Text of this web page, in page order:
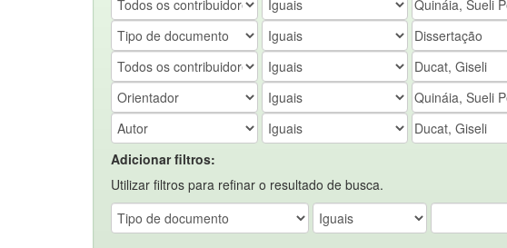
Adicionar filtros:
Utilizar filtros para refinar o resultado de busca.